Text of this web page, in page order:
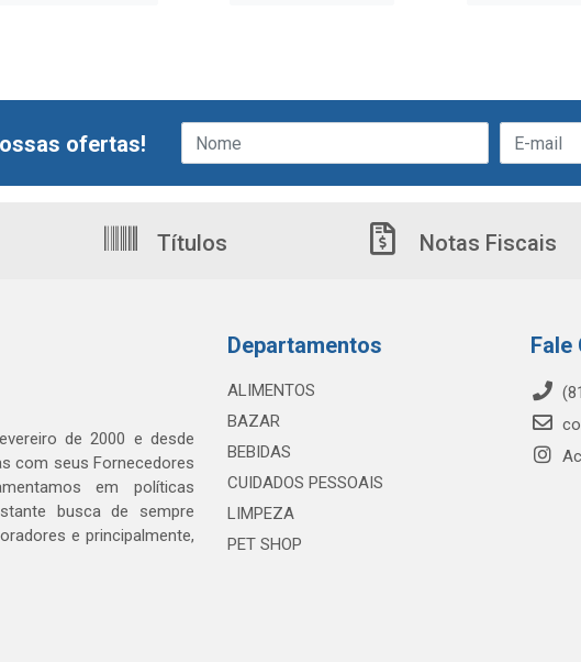
ofertas!
Títulos Notas Fiscais
de 2000 e desde
com seus Fornecedores
em políticas
busca de sempre
e principalmente,
Departamentos
ALIMENTOS
BAZAR
BEBIDAS
CUIDADOS PESSOAIS
LIMPEZA
PET SHOP
Fale